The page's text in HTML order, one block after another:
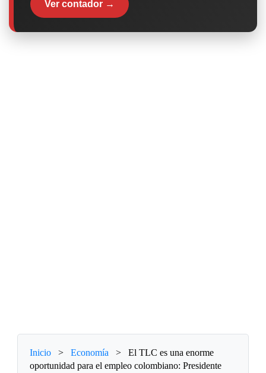
Ver contador →
Inicio > Economía >
El TLC es una enorme
oportunidad para el empleo colombiano: Presidente